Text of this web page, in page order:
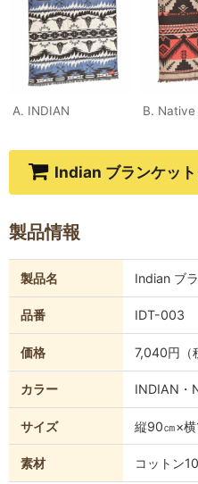
A. INDIAN B.
Indian ブランケッ
製品情報
製品名 Indian ブ
品番 IDT-003
価格 7,040円（
カラー INDIAN・
サイズ 縦90㎝×
素材 コットン